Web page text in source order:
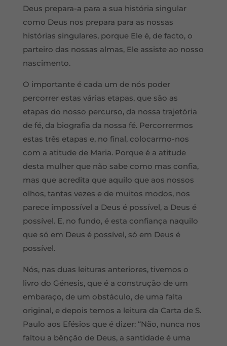
Deus prepara-a para a sua história singular
como Deus nos prepara para as nossas
histórias singulares, porque Ele é, de facto, o
parteiro das nossas almas, Ele assiste ao nosso
nascimento.
O importante é cada um de nós poder
percorrer estas várias etapas, que são as
etapas do nosso percurso, da nossa trajetória
de fé, da biografia da nossa fé. Percorrermos
estas três etapas e, no final, colocarmo-nos
com a atitude de Maria. Porque é a atitude
desta mulher que não sabe como mas confia,
mas que acredita que aquilo que aos nossos
olhos, tantas vezes e de muitos modos, nos
parece impossível a Deus é possível, a Deus é
possível. E, no fundo, é esta confiança naquilo
que só em Deus é possível, só em Deus é
possível.
Nós, nas duas leituras anteriores, tivemos o
livro do Génesis, que é a construção de um
embaraço, de um obstáculo, de uma falta
original, e depois temos a leitura da Carta de S.
Paulo aos Efésios que é dizer: “Não, nunca nos
faltou a bênção de Deus, a santidade é uma